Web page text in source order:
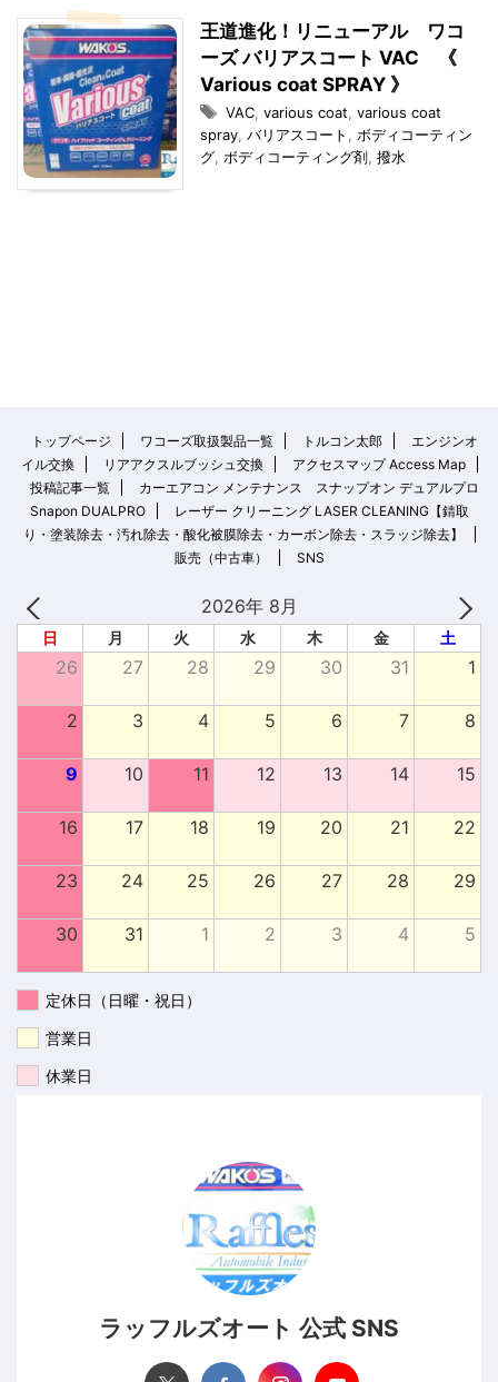
王道進化！リニューアル ワコ
ーズ バリアスコート VAC 《
Various coat SPRAY 》
VAC various coat various coat
spray バリアスコート
ボディコーティン
グ ボディコーティング剤 撥水
トップページ ワコーズ取扱製品一覧 トルコン太郎
エンジンオ
イル交換
リアアクスルブッシュ交換
アクセスマップ Access Map
投稿記事一覧
カーエアコン メンテナンス スナップオン デュアルプロ
Snapon DUALPRO
レーザー クリーニング LASER CLEANING【錆取
り・塗装除去・汚れ除去・酸化被膜除去・カーボン除去・スラッジ除去】
販売（中古車）
SNS
2026年 8月
日 月 火 水 木 金 土
26 27 28 29 30 31 1
2 3 4 5 6 7 8
9 10 11 12 13 14 15
16 17 18 19 20 21 22
23 24 25 26 27 28 29
30 31 1 2 3 4 5
定休日（日曜・祝日）
営業日
休業日
ラッフルズオート 公式 SNS